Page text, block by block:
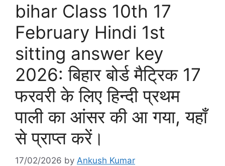
bihar Class 10th 17
February Hindi 1st
sitting answer key
2026: बिहार बोर्ड मैट्रिक 17
फरवरी के लिए हिन्दी प्रथम
पाली का आंसर की आ गया, यहाँ
से प्राप्त करें।
17/02/2026 by Ankush Kumar